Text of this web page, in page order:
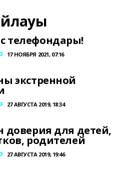
телефондары!
17 НОЯБРЯ 2021, 07:16
экстренной
27 АВГУСТА 2019, 18:34
доверия для детей,
родителей
27 АВГУСТА 2019, 19:46